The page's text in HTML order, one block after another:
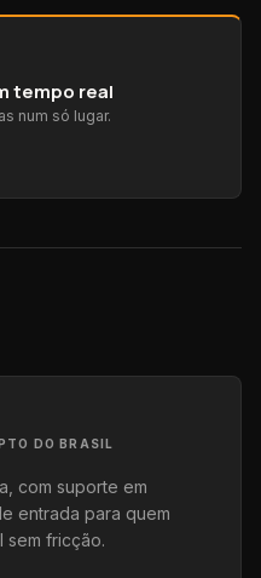
tempo real
num só lugar.
DO BRASIL
com suporte em
entrada para quem
sem fricção.